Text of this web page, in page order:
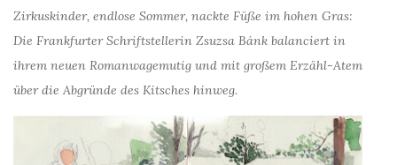
Zirkuskinder, endlose Sommer, nackte Füße im hohen Gras:
Die Frankfurter Schriftstellerin Zsuzsa Bánk balanciert in
ihrem neuen Romanwagemutig und mit großem Erzähl-Atem
über die Abgründe des Kitsches hinweg.